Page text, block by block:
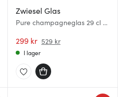
Zwiesel Glas
Pure champagneglas 29 cl 2-
299 kr 529 kr
I lager